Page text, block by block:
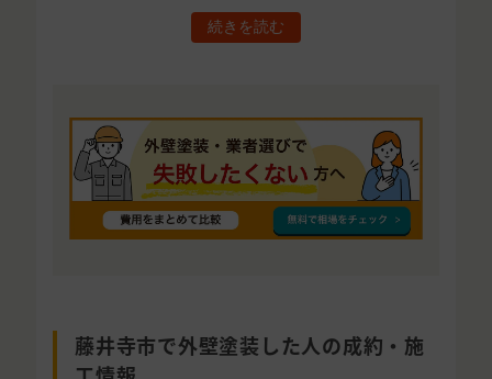
続きを読む
藤井寺市で外壁塗装した人の成約・施